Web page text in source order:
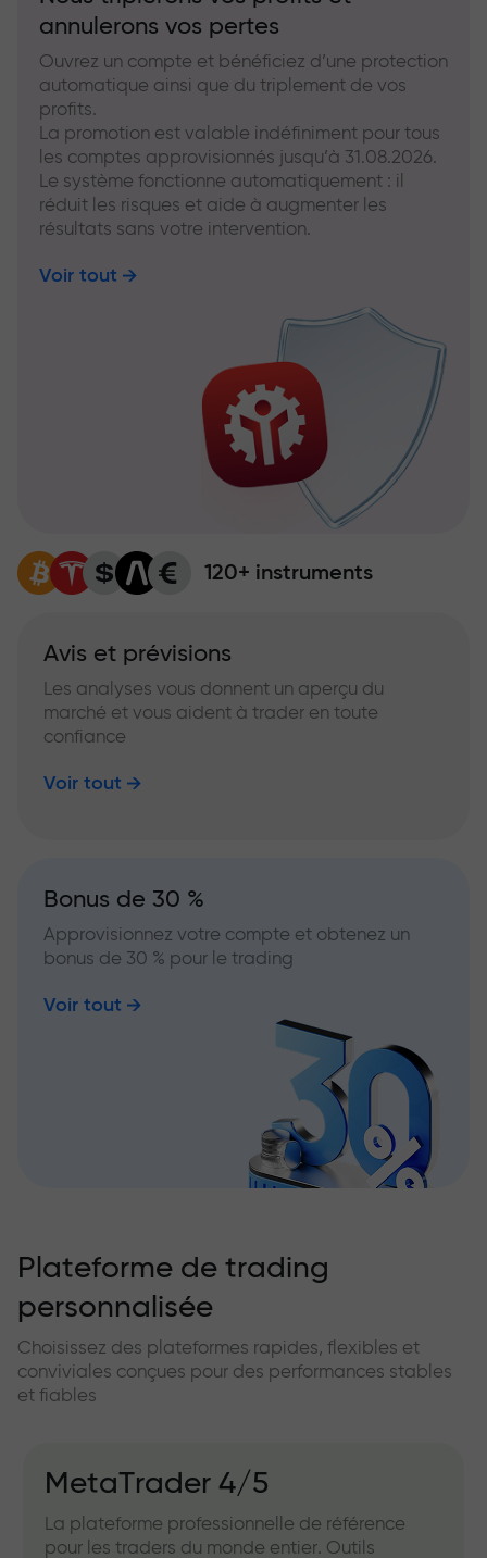
annulerons vos pertes
Ouvrez un compte et bénéficiez d’une protection
automatique ainsi que du triplement de vos
profits.
La promotion est valable indéfiniment pour tous
les comptes approvisionnés jusqu’à 31.08.2026.
Le système fonctionne automatiquement : il
réduit les risques et aide à augmenter les
résultats sans votre intervention.
Voir tout
120+ instruments
Avis et prévisions
Les analyses vous donnent un aperçu du
marché et vous aident à trader en toute
confiance
Voir tout
Bonus de 30 %
Approvisionnez votre compte et obtenez un
bonus de 30 % pour le trading
Voir tout
Plateforme de trading
personnalisée
Choisissez des plateformes rapides, flexibles et
conviviales conçues pour des performances stables
et fiables
MetaTrader 4/5
La plateforme professionnelle de référence
pour les traders du monde entier. Outils